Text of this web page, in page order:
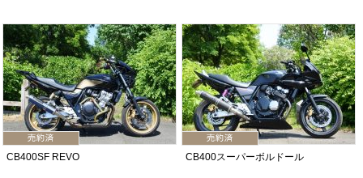
CB400SF REVO CB400スーパーボルドール